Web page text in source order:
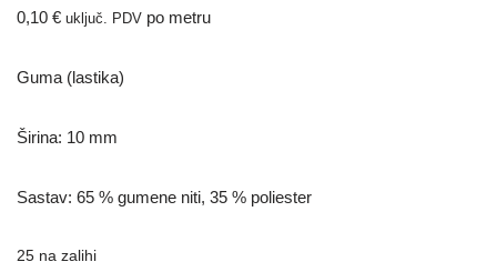
0,10 € uključ. PDV po metru
Guma (lastika)
Širina: 10 mm
Sastav: 65 % gumene niti, 35 % poliester
25 na zalihi